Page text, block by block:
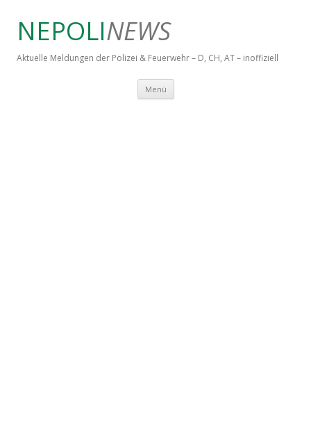
NEPOLINEWS
Aktuelle Meldungen der Polizei & Feuerwehr – D, CH, AT – inoffiziell
Menü Springe zum Inhalt